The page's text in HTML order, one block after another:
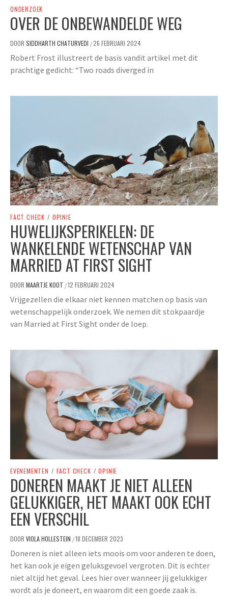
ONDERZOEK
OVER DE ONBEWANDELDE WEG
DOOR SIDDHARTH CHATURVEDI /26 FEBRUARI 2024
Robert Frost illustreert de basis vandit artikel met dit
prachtige gedicht: “Two roads diverged in
FACT CHECK / OPINIE
HUWELIJKSPERIKELEN: DE
WANKELENDE WETENSCHAP VAN
MARRIED AT FIRST SIGHT
DOOR MAARTJE KOOT /12 FEBRUARI 2024
Vrijgezellen die elkaar niet kennen matchen op basis van
wetenschappelijk onderzoek. We nemen dit stokpaardje
van Married at First Sight onder de loep.
EVENEMENTEN / FACT CHECK / OPINIE
DONEREN MAAKT JE NIET ALLEEN
GELUKKIGER, HET MAAKT OOK ECHT
EEN VERSCHIL
DOOR VIOLA HOLLESTEIN /18 DECEMBER 2023
Doneren is niet alleen iets moois om voor anderen te doen,
het kan ook je eigen geluksgevoel vergroten. Dit is echter
niet altijd het geval. Lees hier over wanneer jij gelukkiger
wordt als je doneert, en waarom dit een goede zaak is.